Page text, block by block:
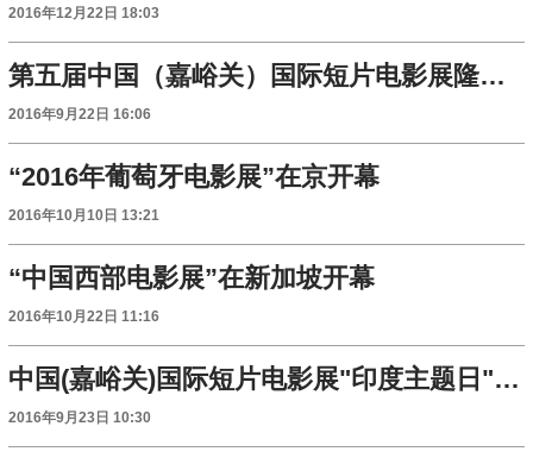
2016年12月22日 18:03
第五届中国（嘉峪关）国际短片电影展隆重开幕
2016年9月22日 16:06
“2016年葡萄牙电影展”在京开幕
2016年10月10日 13:21
“中国西部电影展”在新加坡开幕
2016年10月22日 11:16
中国(嘉峪关)国际短片电影展"印度主题日"活动举行
2016年9月23日 10:30